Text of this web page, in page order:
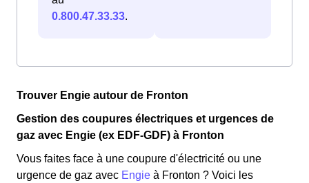
0.800.47.33.33.
Trouver Engie autour de Fronton
Gestion des coupures électriques et urgences de
gaz avec Engie (ex EDF-GDF) à Fronton
Vous faites face à une coupure d'électricité ou une
urgence de gaz avec Engie à Fronton ? Voici les